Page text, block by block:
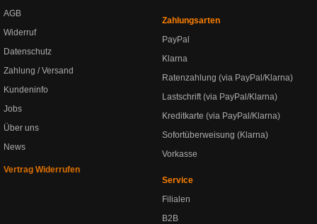
AGB
Widerruf
Datenschutz
Zahlung / Versand
Kundeninfo
Jobs
Über uns
News
Vertrag Widerrufen
Zahlungsarten
PayPal
Klarna
Ratenzahlung (via PayPal/Klarna)
Lastschrift (via PayPal/Klarna)
Kreditkarte (via PayPal/Klarna)
Sofortüberweisung (Klarna)
Vorkasse
Service
Filialen
B2B